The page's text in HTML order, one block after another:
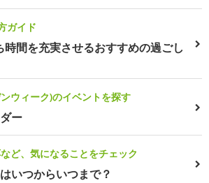
ガイド
間を充実させるおすすめの過ごし
ウィーク)のイベントを探す
ー
ど、気になることをチェック
いつからいつまで？